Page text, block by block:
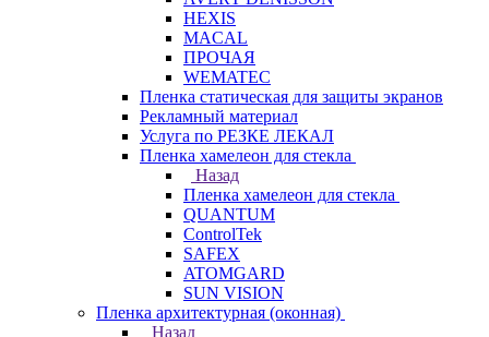
HEXIS
MACAL
ПРОЧАЯ
WEMATEC
Пленка статическая для защиты экранов
Рекламный материал
Услуга по РЕЗКЕ ЛЕКАЛ
Пленка хамелеон для стекла
Назад
Пленка хамелеон для стекла
QUANTUM
ControlTek
SAFEX
ATOMGARD
SUN VISION
Пленка архитектурная (оконная)
Назад